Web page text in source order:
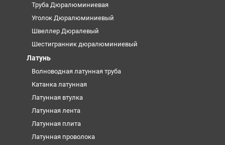
Труба Дюралюминиевая
Уголок Дюралюминиевый
Швеллер Дюралевый
Шестигранник дюралюминиевый
Латунь
Волноводная латунная труба
Катанка латунная
Латунная втулка
Латунная лента
Латунная плита
Латунная проволока